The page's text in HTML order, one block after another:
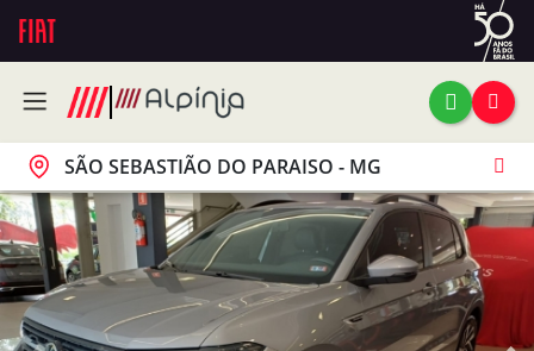
SÃO SEBASTIÃO DO PARAISO - MG